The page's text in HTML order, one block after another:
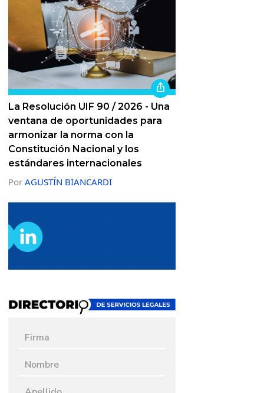
La Resolución UIF 90 / 2026 - Una
ventana de oportunidades para
armonizar la norma con la
Constitución Nacional y los
estándares internacionales
Por AGUSTÍN BIANCARDI